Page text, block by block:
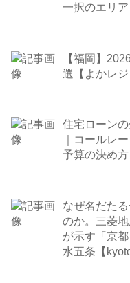
一択のエリア
【福岡】
選【よかレジ
住宅ローン
｜コールレ
予算の決め方
なぜ名だた
のか。三菱
が示す「京
水五条【